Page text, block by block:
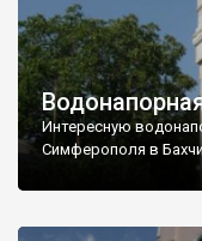
Интересную
Симферополя в